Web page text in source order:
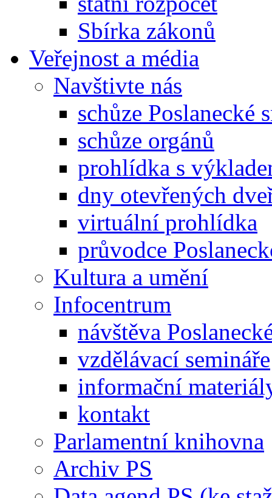
Sbírka zákonů
Veřejnost a média
Navštivte nás
schůze Poslanecké
schůze orgánů
prohlídka s
dny otevřených
virtuální prohlídka
průvodce
Kultura a umění
Infocentrum
návštěva
vzdělávací semináře
informační
kontakt
Parlamentní knihovna
Archiv PS